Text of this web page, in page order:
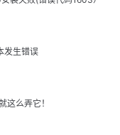
发生错误
么弄它！